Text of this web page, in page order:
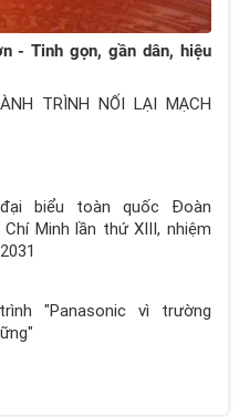
- Tinh gọn, gần dân, hiệu
TRÌNH NỐI LẠI MẠCH
biểu toàn quốc Đoàn
Chí Minh lần thứ XIII, nhiệm
"Panasonic vì trường